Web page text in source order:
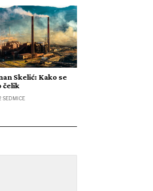
Skelić: Kako se
čelik
SEDMICE